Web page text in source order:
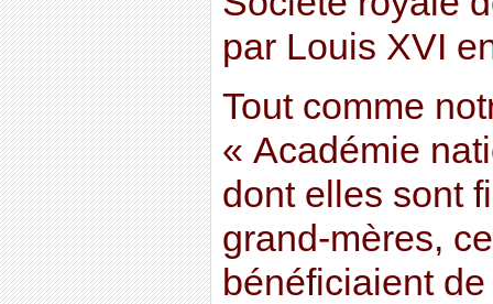
par Louis XVI
Tout comme
« Académie
dont elles sont
grand-mères,
bénéficiaient